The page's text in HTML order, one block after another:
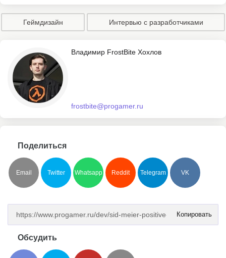
Геймдизайн Интервью с разработчиками
Владимир FrostBite Хохлов
frostbite@progamer.ru
Поделиться
Email Twitter Whatsapp Reddit Telegram VK
Копировать
Обсудить